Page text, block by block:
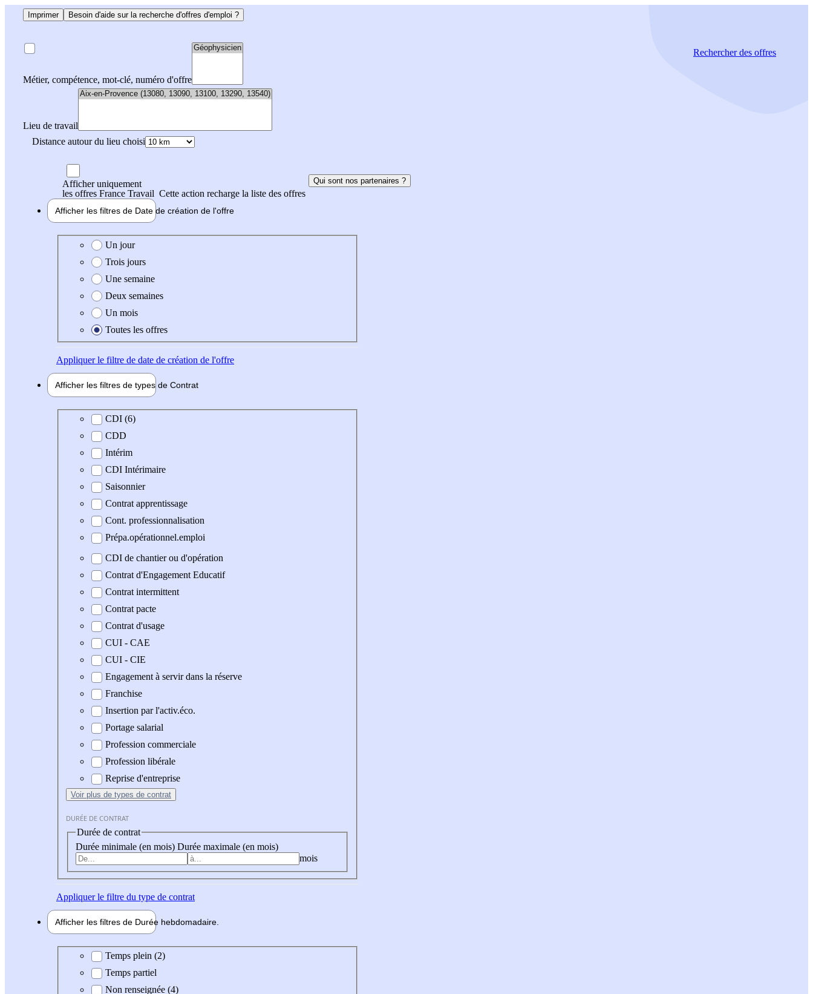
Imprimer Besoin d'aide sur la recherche d'offres d'emploi ?
Métier, compétence, mot-clé, numéro d'offre
Lieu de travail
Distance autour du lieu choisi
Rechercherdes offres
Afficher uniquement
les offres France Travail Cette action recharge la liste des offres
Qui sont nos partenaires ?
Afficher les filtres de Date de création de l'offre
Date de création de l'offre
Un jour
Trois jours
Une semaine
Deux semaines
Un mois
Toutes les offres
Appliquerle filtre de date de création de l'offre
Afficher les filtres de types de Contrat
Type de contrat
CDI (6)
CDD
Intérim
CDI Intérimaire
Saisonnier
Contrat apprentissage
Cont. professionnalisation
Prépa.opérationnel.emploi
CDI de chantier ou d'opération
Contrat d'Engagement Educatif
Contrat intermittent
Contrat pacte
Contrat d'usage
CUI - CAE
CUI - CIE
Engagement à servir dans la réserve
Franchise
Insertion par l'activ.éco.
Portage salarial
Profession commerciale
Profession libérale
Reprise d'entreprise
Voir plus de types de contrat
DURÉE DE CONTRAT
Durée de contrat
Durée minimale (en mois) Durée maximale (en mois)
mois
Appliquerle filtre du type de contrat
Afficher les filtres de Durée hebdomadaire
Durée hebdomadaire
Temps plein (2)
Temps partiel
Non renseignée (4)